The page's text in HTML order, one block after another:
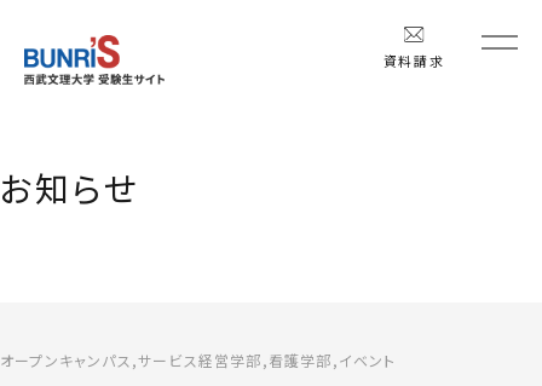
西武文理大学 受験生サイト
資料請求
お知らせ
オープンキャンパス サービス経営学部 看護学部 イベント